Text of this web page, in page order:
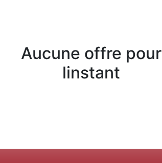
Aucune offre pour
linstant